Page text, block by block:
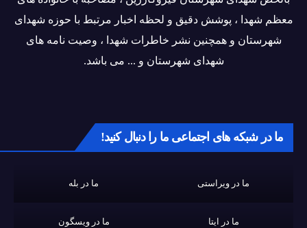
معظم شهدا ، پوشش دقیق و لحظه اخبار مرتبط با حوزه شهدای
شهرستان و همچنین نشر خاطرات شهدا ، وصیت نامه های
شهدای شهرستان و ... می باشد.
ما در شبکه های اجتماعی ما را دنبال کنید!
ما در ویراستی ما در بله
ما در ایتا ما در ویسگون